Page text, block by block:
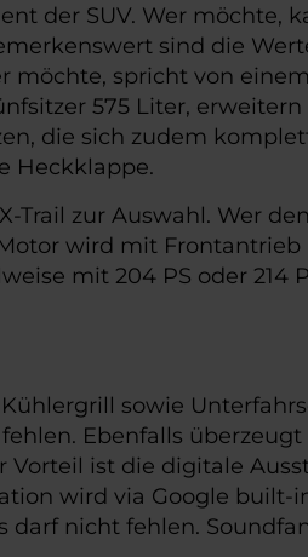
der SUV. Wer möchte,
sind die
möchte, spricht von
575 Liter,
die sich zudem
Heckklappe.
zur Auswahl. Wer
wird mit
mit 204 PS oder 214
sowie
Ebenfalls
ist die digitale
wird via Google
nicht fehlen.